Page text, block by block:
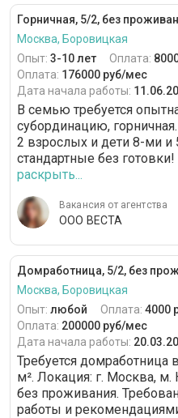
Горничная, 5/2, без
Москва, Боровицкая
Опыт: 3-10 лет Оплата:
Оплата: 176000 руб/мес
Дата начала работы:
В семью требуется
субординацию,
2 взрослых и дети 8-ми и
стандартные без
раскрыть...
Вакансия от агентства
ООО ВЕСТА
Домработница, 5/2, без
Москва, Боровицкая
Опыт: любой Оплата: 4000
Оплата: 200000 руб/мес
Дата начала работы:
Требуется домработница
м². Локация: г. Москва, м.
без проживания.
работы и